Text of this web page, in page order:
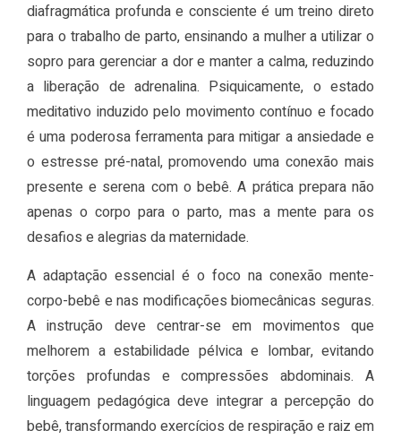
diafragmática profunda e consciente é um treino direto
para o trabalho de parto, ensinando a mulher a utilizar o
sopro para gerenciar a dor e manter a calma, reduzindo
a liberação de adrenalina. Psiquicamente, o estado
meditativo induzido pelo movimento contínuo e focado
é uma poderosa ferramenta para mitigar a ansiedade e
o estresse pré-natal, promovendo uma conexão mais
presente e serena com o bebê. A prática prepara não
apenas o corpo para o parto, mas a mente para os
desafios e alegrias da maternidade.
A adaptação essencial é o foco na conexão mente-
corpo-bebê e nas modificações biomecânicas seguras.
A instrução deve centrar-se em movimentos que
melhorem a estabilidade pélvica e lombar, evitando
torções profundas e compressões abdominais. A
linguagem pedagógica deve integrar a percepção do
bebê, transformando exercícios de respiração e raiz em